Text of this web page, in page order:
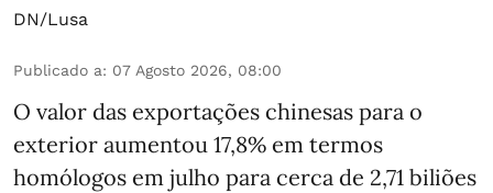
DN/Lusa
Publicado a: 07 Agosto 2026, 08:00
O valor das exportações chinesas para o
exterior aumentou 17,8% em termos
homólogos em julho para cerca de 2,71 biliões